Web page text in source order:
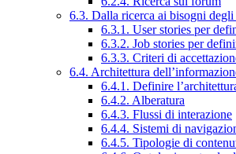
6.3. Dalla ricerca ai bisogni degli
6.3.1. User stories per
6.3.2. Job stories per
6.3.3. Criteri di
6.4. Architettura
6.4.1. Definire
6.4.2. Alberatura
6.4.3. Flussi di interazione
6.4.4. Sistemi di
6.4.5. Tipologie di